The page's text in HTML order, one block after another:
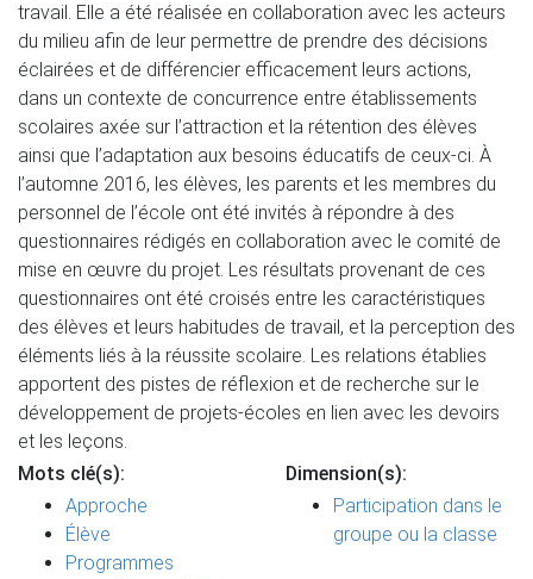
travail. Elle a été réalisée en collaboration avec les acteurs
du milieu afin de leur permettre de prendre des décisions
éclairées et de différencier efficacement leurs actions,
dans un contexte de concurrence entre établissements
scolaires axée sur l’attraction et la rétention des élèves
ainsi que l’adaptation aux besoins éducatifs de ceux-ci. À
l’automne 2016, les élèves, les parents et les membres du
personnel de l’école ont été invités à répondre à des
questionnaires rédigés en collaboration avec le comité de
mise en œuvre du projet. Les résultats provenant de ces
questionnaires ont été croisés entre les caractéristiques
des élèves et leurs habitudes de travail, et la perception des
éléments liés à la réussite scolaire. Les relations établies
apportent des pistes de réflexion et de recherche sur le
développement de projets-écoles en lien avec les devoirs
et les leçons.
Mots clé(s):
Approche
Élève
Programmes
Dimension(s):
Participation dans le
groupe ou la classe